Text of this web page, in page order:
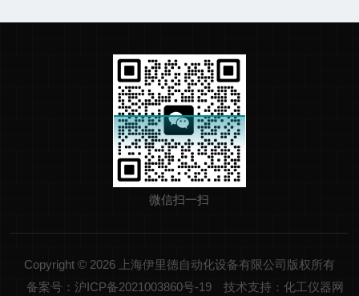
微信扫一扫
Copyright © 2026 上海伊里德自动化设备有限公司版权所有
备案号：沪ICP备2021003860号-19
技术支持：化工仪器网